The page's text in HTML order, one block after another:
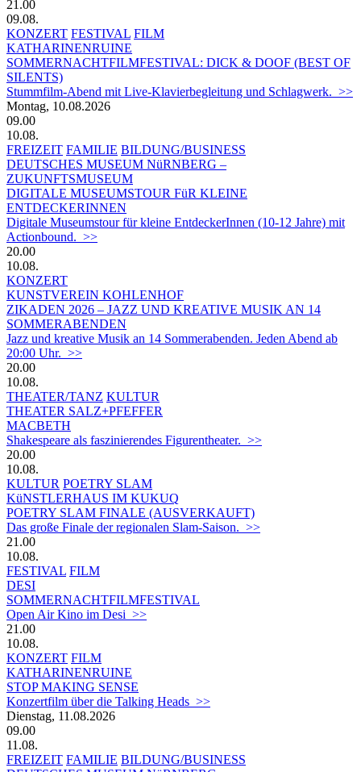
21.00
09.08.
KONZERT FESTIVAL FILM
KATHARINENRUINE
SOMMERNACHTFILMFESTIVAL: DICK & DOOF (BEST OF
SILENTS)
Stummfilm-Abend mit Live-Klavierbegleitung und Schlagwerk. >>
Montag, 10.08.2026
09.00
10.08.
FREIZEIT FAMILIE BILDUNG/BUSINESS
DEUTSCHES MUSEUM NüRNBERG –
ZUKUNFTSMUSEUM
DIGITALE MUSEUMSTOUR FüR KLEINE
ENTDECKERINNEN
Digitale Museumstour für kleine EntdeckerInnen (10-12 Jahre) mit
Actionbound. >>
20.00
10.08.
KONZERT
KUNSTVEREIN KOHLENHOF
ZIKADEN 2026 – JAZZ UND KREATIVE MUSIK AN 14
SOMMERABENDEN
Jazz und kreative Musik an 14 Sommerabenden. Jeden Abend ab
20:00 Uhr. >>
20.00
10.08.
THEATER/TANZ KULTUR
THEATER SALZ+PFEFFER
MACBETH
Shakespeare als faszinierendes Figurentheater. >>
20.00
10.08.
KULTUR POETRY SLAM
KüNSTLERHAUS IM KUKUQ
POETRY SLAM FINALE (AUSVERKAUFT)
Das große Finale der regionalen Slam-Saison. >>
21.00
10.08.
FESTIVAL FILM
DESI
SOMMERNACHTFILMFESTIVAL
Open Air Kino im Desi >>
21.00
10.08.
KONZERT FILM
KATHARINENRUINE
STOP MAKING SENSE
Konzertfilm über die Talking Heads >>
Dienstag, 11.08.2026
09.00
11.08.
FREIZEIT FAMILIE BILDUNG/BUSINESS